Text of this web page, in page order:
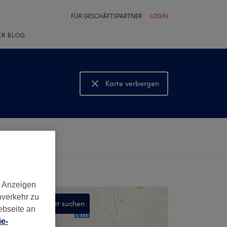
FÜR GESCHÄFTSPARTNER LOGIN
BLOG
Karte verbergen
Karte anzeigen
In diesem Gebiet suchen
zu
an